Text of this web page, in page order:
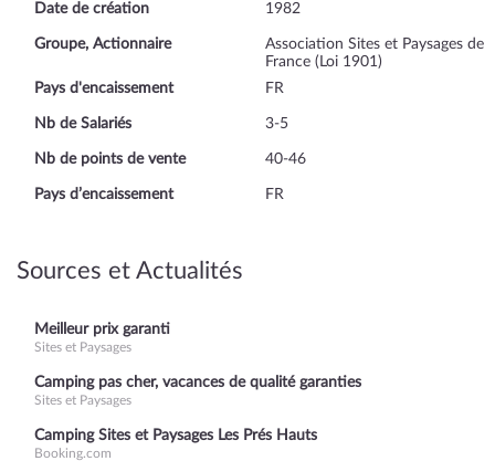
Date de création 1982
Groupe, Actionnaire
Association Sites et Paysages de
France (Loi 1901)
Pays d'encaissement
FR
Nb de Salariés 3-5
Nb de points de vente 40-46
Pays d’encaissement FR
Sources et Actualités
Meilleur prix garanti
Sites et Paysages
Camping pas cher, vacances de qualité garanties
Sites et Paysages
Camping Sites et Paysages Les Prés Hauts
Booking.com